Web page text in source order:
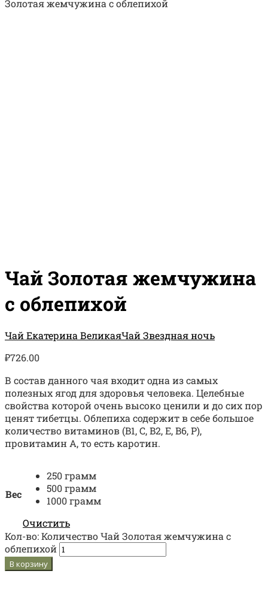
Золотая жемчужина с облепихой
Чай Золотая жемчужина
с облепихой
Чай Екатерина ВеликаяЧай Звездная ночь
₽726.00
В состав данного чая входит одна из самых
полезных ягод для здоровья человека. Целебные
свойства которой очень высоко ценили и до сих пор
ценят тибетцы. Облепиха содержит в себе большое
количество витаминов (B1, С, B2, E, B6, P),
провитамин А, то есть каротин.
Вес
250 грамм
500 грамм
1000 грамм
Очистить
Кол-во:Количество Чай Золотая жемчужина с
облепихой
В корзину